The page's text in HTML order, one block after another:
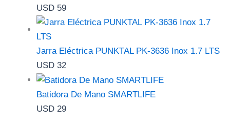
USD 59
Jarra Eléctrica PUNKTAL PK-3636 Inox 1.7 LTS
USD 32
Batidora De Mano SMARTLIFE
USD 29